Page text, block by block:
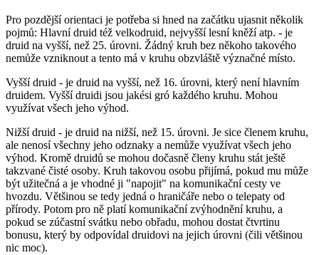
Pro pozdější orientaci je potřeba si hned na začátku ujasnit několik
pojmů: Hlavní druid též velkodruid, nejvyšší lesní kněží atp. - je
druid na vyšší, než 25. úrovni. Žádný kruh bez někoho takového
nemůže vzniknout a tento má v kruhu obzvláště význačné místo.
Vyšší druid - je druid na vyšší, než 16. úrovni, který není hlavním
druidem. Vyšší druidi jsou jakési gró každého kruhu. Mohou
využívat všech jeho výhod.
Nižší druid - je druid na nižší, než 15. úrovni. Je sice členem kruhu,
ale nenosí všechny jeho odznaky a nemůže využívat všech jeho
výhod. Kromě druidů se mohou dočasně členy kruhu stát ještě
takzvané čisté osoby. Kruh takovou osobu přijímá, pokud mu může
být užitečná a je vhodné ji "napojit" na komunikační cesty ve
hvozdu. Většinou se tedy jedná o hraničáře nebo o telepaty od
přírody. Potom pro ně platí komunikační zvýhodnění kruhu, a
pokud se zúčastní svátku nebo obřadu, mohou dostat čtvrtinu
bonusu, který by odpovídal druidovi na jejich úrovni (čili většinou
nic moc).